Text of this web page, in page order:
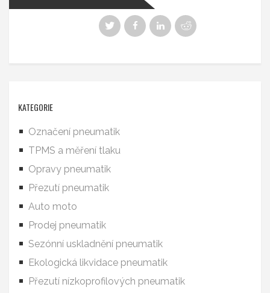
KATEGORIE
Označení pneumatik
TPMS a měření tlaku
Opravy pneumatik
Přezutí pneumatik
Auto moto
Prodej pneumatik
Sezónní uskladnění pneumatik
Ekologická likvidace pneumatik
Přezutí nízkoprofilových pneumatik